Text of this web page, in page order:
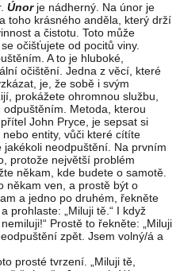
Únorje nádherný. Na únor je
toho krásného anděla, který drží
a čistotu. Toto může
očišťujete od pocitů viny.
A to je hluboké,
očištění. Jedna z věcí, které
je, že sobě i svým
prokážete ohromnou službu,
Metoda, kterou
John Pryce, je sepsat si
entity, vůči které cítíte
neodpuštění. Na prvním
protože největší problém
někam, kde budete o samotě.
někam ven, a prostě být o
a jedno po druhém, řekněte
prohlaste: „Miluji tě.“ I když
Prostě to řekněte: „Miluji
zpět. Jsem volný/á a
prosté tvrzení. „Miluji tě,